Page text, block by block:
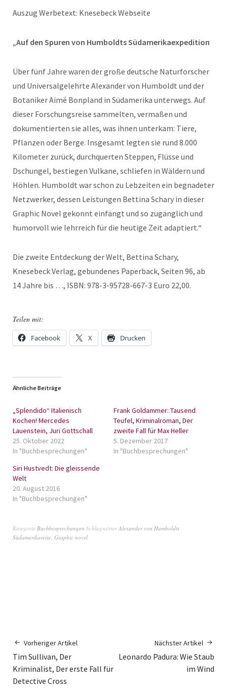
Auszug Werbetext: Knesebeck Webseite
„Auf den Spuren von Humboldts Südamerikaexpedition
Über fünf Jahre waren der große deutsche Naturforscher
und Universalgelehrte Alexander von Humboldt und der
Botaniker Aimé Bonpland in Südamerika unterwegs. Auf
dieser Forschungsreise sammelten, vermaßen und
dokumentierten sie alles, was ihnen unterkam: Tiere,
Pflanzen oder Berge. Insgesamt legten sie rund 8.000
Kilometer zurück, durchquerten Steppen, Flüsse und
Dschungel, bestiegen Vulkane, schliefen in Wäldern und
Höhlen. Humboldt war schon zu Lebzeiten ein begnadeter
Netzwerker, dessen Leistungen Bettina Schary in dieser
Graphic Novel gekonnt einfängt und so zugänglich und
humorvoll wie lehrreich für die heutige Zeit adaptiert.“
Die zweite Entdeckung der Welt, Bettina Schary,
Knesebeck Verlag, gebundenes Paperback, Seiten 96, ab
14 Jahre bis …, ISBN: 978-3-95728-667-3 Euro 22,00.
Teilen mit:
Facebook X Drucken
Ähnliche Beiträge
„Splendido“ Italienisch
Kochen! Mercedes
Lauenstein, Juri Gottschall
25. Oktober 2022
In "Buchbesprechungen"
Frank Goldammer: Tausend
Teufel, Kriminalroman, Der
zweite Fall für Max Heller
5. Dezember 2017
In "Buchbesprechungen"
Siri Hustvedt: Die gleissende
Welt
20. August 2016
In "Buchbesprechungen"
Kategorie Buchbesprechungen SchlagwörterAlexander von Humboldts
Südamerikareise, Graphic novel
Vorheriger Artikel
Tim Sullivan, Der
Kriminalist, Der erste Fall für
Detective Cross
Nächster Artikel
Leonardo Padura: Wie Staub
im Wind